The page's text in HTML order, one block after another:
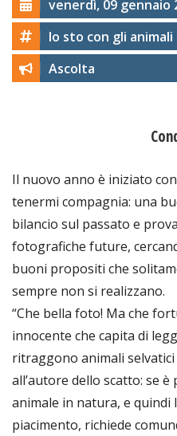
venerdì, 09 gennaio
Io sto con gli
Ascolta
Il nuovo anno è iniziato
tenermi compagnia: una
bilancio sul passato e
fotografiche future,
buoni propositi che
sempre non si realizzano.
“Che bella foto! Ma che
innocente che capita di
ritraggono animali
all’autore dello scatto: se
animale in natura, e quindi
piacimento, richiede